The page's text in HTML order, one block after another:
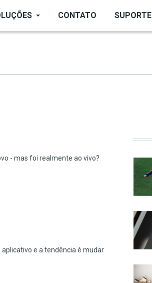
CONTATO SUPORTE
- mas foi realmente ao vivo?
e a tendência é mudar